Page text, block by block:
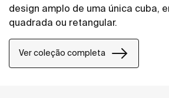
design amplo de uma única cuba,
quadrada ou retangular.
Ver coleção completa